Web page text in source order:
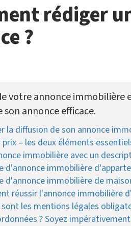
rédiger
?
votre annonce immobilière
son annonce efficace.
la diffusion de son annonce
– les deux éléments
immobilière avec un
d'annonce immobilière
d'annonce immobilière de
réussir l'annonce immobilière
sont les mentions légales
? Soyez